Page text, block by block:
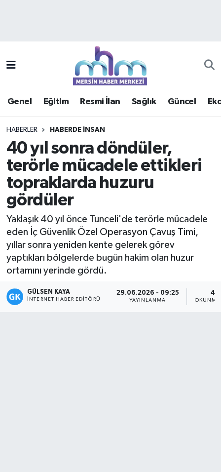
Genel Eğitim Resmi İlan Sağlık Güncel
HABERLER HABERDE INSAN
40 yıl sonra döndüler,
terörle mücadele ettikleri
topraklarda huzuru
gördüler
Yaklaşık 40 yıl önce Tunceli'de terörle mücadele
eden İç Güvenlik Özel Operasyon Çavuş Timi,
yıllar sonra yeniden kente gelerek görev
yaptıkları bölgelerde bugün hakim olan huzur
ortamını yerinde gördü.
GÜLSEN KAYA
İNTERNET HABER EDITÖRÜ
29.06.2026 - 09:25
YAYINLANMA
4
OKUNMA
Güncel
Haberde insan
Kültür - Sanat
Magazin
Mersin Tarihi
Mersin Trafik Yoğunluk Haritası
Süper Lig Puan Durumu ve Fikstür
Haber Arşivi